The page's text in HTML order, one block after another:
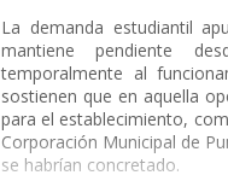
La demanda estudiantil
mantiene pendiente
temporalmente al
sostienen que en aquella
para el establecimiento,
Corporación Municipal de
se habrían concretado.